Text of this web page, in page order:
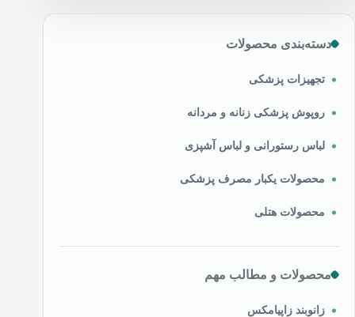
دسته‌بندی محصولات
تجهیزات پزشکی
روپوش پزشکی زنانه و مردانه
لباس رستورانی و لباس آشپزی
محصولات یکبار مصرف پزشکی
محصولات هتلی
محصولات و مطالب مهم
زانوبند زاپیامکس